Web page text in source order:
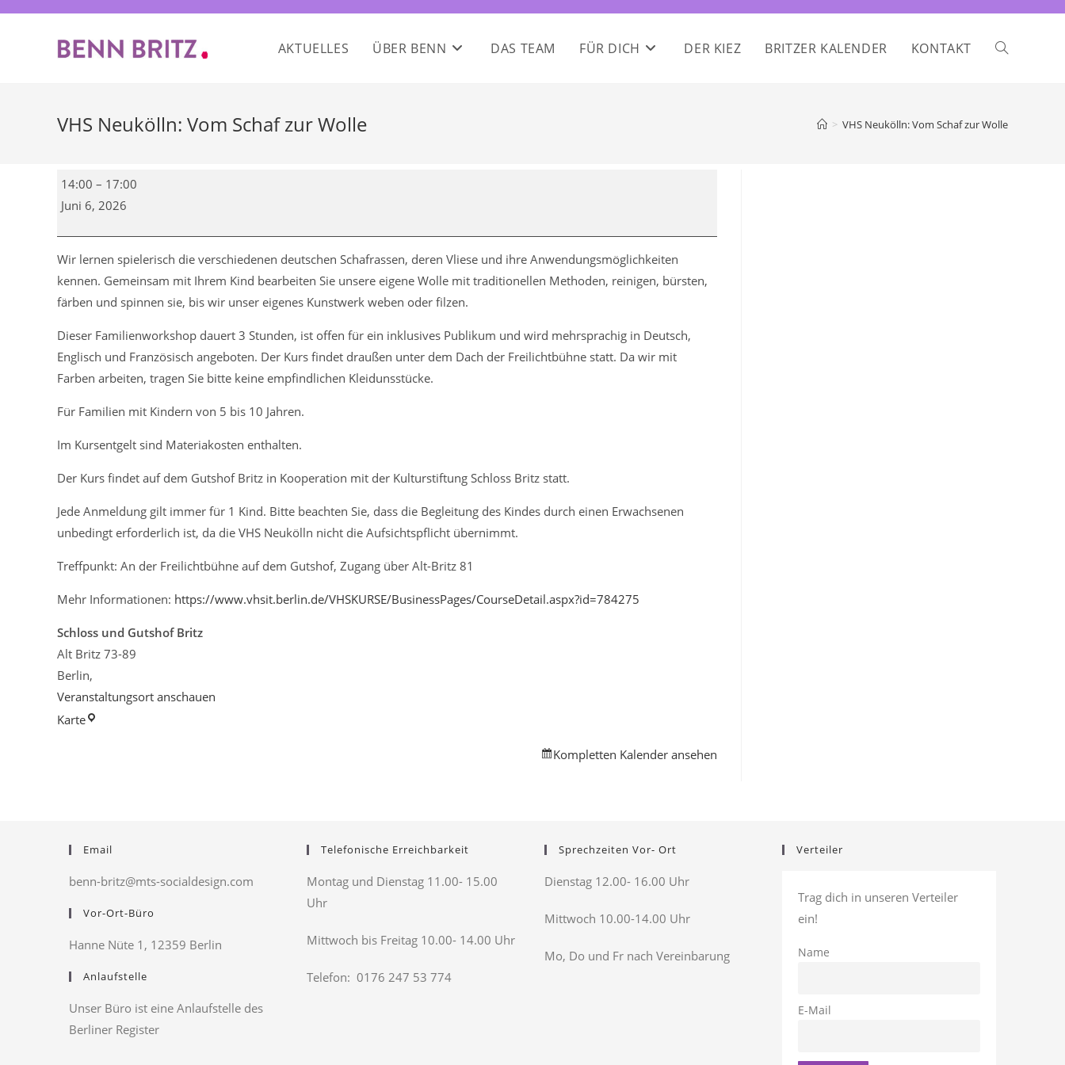
AKTUELLES ÜBER BENN DAS TEAM FÜR DICH DER KIEZ BRITZER KALENDER KONTAKT WEBSITE-
SUCHE
VHS Neukölln: Vom Schaf zur Wolle > VHS Neukölln: Vom Schaf zur Wolle
VHS
Neukölln:
Schaf
zur
Wolle
14:00 – 17:00
Juni 6, 2026
Wir lernen spielerisch die verschiedenen deutschen Schafrassen, deren Vliese und ihre Anwendungsmöglichkeiten
kennen. Gemeinsam mit Ihrem Kind bearbeiten Sie unsere eigene Wolle mit traditionellen Methoden, reinigen, bürsten,
färben und spinnen sie, bis wir unser eigenes Kunstwerk weben oder filzen.
Dieser Familienworkshop dauert 3 Stunden, ist offen für ein inklusives Publikum und wird mehrsprachig in Deutsch,
Englisch und Französisch angeboten. Der Kurs findet draußen unter dem Dach der Freilichtbühne statt. Da wir mit
Farben arbeiten, tragen Sie bitte keine empfindlichen Kleidunsstücke.
Für Familien mit Kindern von 5 bis 10 Jahren.
Im Kursentgelt sind Materiakosten enthalten.
Der Kurs findet auf dem Gutshof Britz in Kooperation mit der Kulturstiftung Schloss Britz statt.
Jede Anmeldung gilt immer für 1 Kind. Bitte beachten Sie, dass die Begleitung des Kindes durch einen Erwachsenen
unbedingt erforderlich ist, da die VHS Neukölln nicht die Aufsichtspflicht übernimmt.
Treffpunkt: An der Freilichtbühne auf dem Gutshof, Zugang über Alt-Britz 81
Mehr Informationen: https://www.vhsit.berlin.de/VHSKURSE/BusinessPages/CourseDetail.aspx?id=784275
Schloss und Gutshof Britz
Alt Britz 73-89
Berlin,
Veranstaltungsort anschauen
KarteSchloss
Kompletten Kalender ansehen
Email
benn-britz@mts-socialdesign.com
Vor-Ort-Büro
Hanne Nüte 1, 12359 Berlin
Anlaufstelle
Unser Büro ist eine Anlaufstelle des
Berliner Register
Telefonische Erreichbarkeit
Montag und Dienstag 11.00- 15.00
Uhr
Mittwoch bis Freitag 10.00- 14.00 Uhr
Telefon: 0176 247 53 774
Sprechzeiten Vor- Ort
Dienstag 12.00- 16.00 Uhr
Mittwoch 10.00-14.00 Uhr
Mo, Do und Fr nach Vereinbarung
Verteiler
Trag dich in unseren Verteiler
ein!
Name
E-Mail